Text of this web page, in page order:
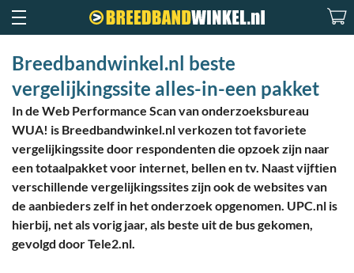
Breedbandwinkel.nl beste
vergelijkingssite alles-in-een pakket
In de Web Performance Scan van onderzoeksbureau
WUA! is Breedbandwinkel.nl verkozen tot favoriete
vergelijkingssite door respondenten die opzoek zijn naar
een totaalpakket voor internet, bellen en tv. Naast vijftien
verschillende vergelijkingssites zijn ook de websites van
de aanbieders zelf in het onderzoek opgenomen. UPC.nl is
hierbij, net als vorig jaar, als beste uit de bus gekomen,
gevolgd door Tele2.nl.